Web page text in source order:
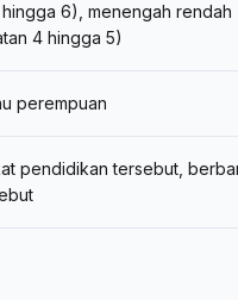
6), menengah rendah
4 hingga 5)
perempuan
pendidikan tersebut,